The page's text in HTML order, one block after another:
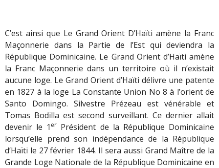
C’est ainsi que Le Grand Orient D’Haïti amène la Franc
Maçonnerie dans la Partie de l’Est qui deviendra la
République Dominicaine. Le Grand Orient d’Haïti amène
la Franc Maçonnerie dans un territoire où il n’existait
aucune loge. Le Grand Orient d’Haïti délivre une patente
en 1827 à la loge La Constante Union No 8 à l’orient de
Santo Domingo. Silvestre Prézeau est vénérable et
Tomas Bodilla est second surveillant. Ce dernier allait
devenir le 1 er Président de la République Dominicaine
lorsqu’elle prend son indépendance de la République
d’Haïti le 27 février 1844. Il sera aussi Grand Maître de la
Grande Loge Nationale de la République Dominicaine en